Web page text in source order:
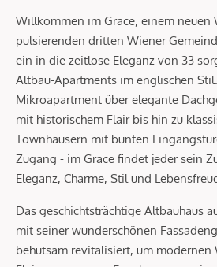
Willkommen im Grace, einem neuen
pulsierenden dritten Wiener
ein in die zeitlose Eleganz von 33
Altbau-Apartments im englischen
Mikroapartment über elegante
mit historischem Flair bis hin zu
Townhäusern mit bunten
Zugang - im Grace findet jeder sein
Eleganz, Charme, Stil und
Das geschichtsträchtige Altbauhaus
mit seiner wunderschönen
behutsam revitalisiert, um